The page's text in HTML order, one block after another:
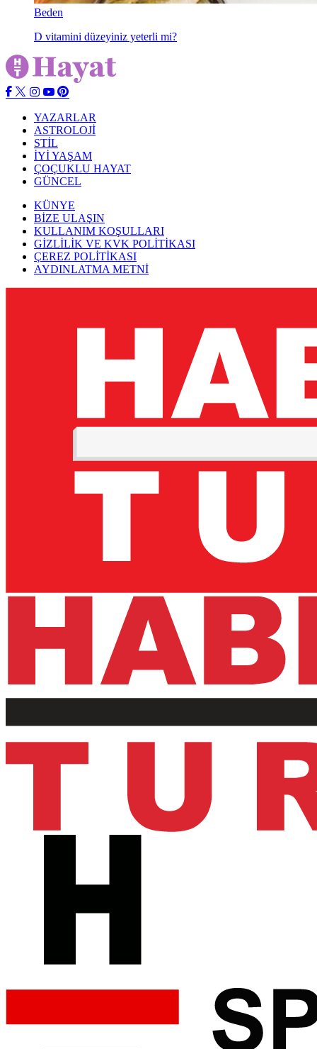
Beden
D vitamini düzeyiniz yeterli mi?
YAZARLAR
ASTROLOJİ
STİL
İYİ YAŞAM
ÇOÇUKLU HAYAT
GÜNCEL
KÜNYE
BİZE ULAŞIN
KULLANIM KOŞULLARI
GİZLİLİK VE KVK POLİTİKASI
ÇEREZ POLİTİKASI
AYDINLATMA METNİ